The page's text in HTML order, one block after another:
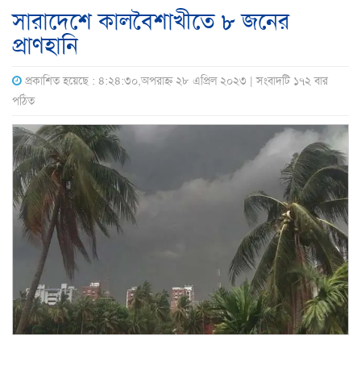
সারাদেশে কালবৈশাখীতে ৮ জনের
প্রাণহানি
প্রকাশিত হয়েছে : ৪:২৪:৩০,অপরাহ্ন ২৮ এপ্রিল ২০২৩ | সংবাদটি ১৭২ বার
পঠিত